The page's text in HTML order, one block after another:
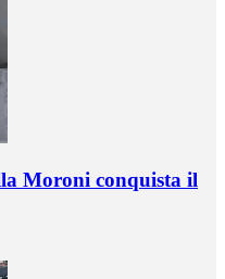
Moroni conquista il